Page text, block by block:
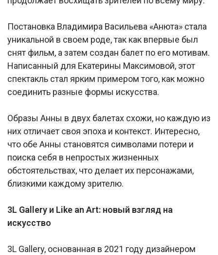
Постановка Владимира Васильева «Анюта» стала
уникальной в своем роде, так как впервые был
снят фильм, а затем создан балет по его мотивам.
Написанный для Екатерины Максимовой, этот
спектакль стал ярким примером того, как можно
соединить разные формы искусства.
Образы Анны в двух балетах схожи, но каждую из
них отличает своя эпоха и контекст. Интересно,
что обе Анны становятся символами потери и
поиска себя в непростых жизненных
обстоятельствах, что делает их персонажами,
близкими каждому зрителю.
3L Gallery и Like an Art: новый взгляд на
искусство
3L Gallery, основанная в 2021 году дизайнером